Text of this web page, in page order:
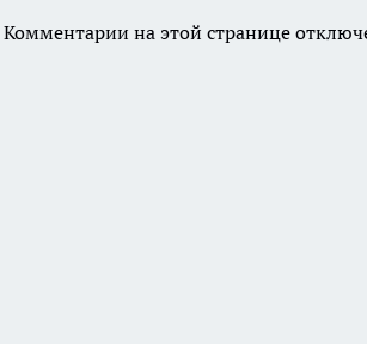
Комментарии на этой странице